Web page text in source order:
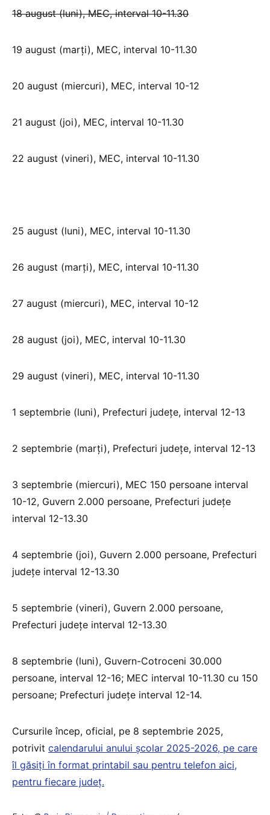
18 august (luni), MEC, interval 10-11.30
19 august (marți), MEC, interval 10-11.30
20 august (miercuri), MEC, interval 10-12
21 august (joi), MEC, interval 10-11.30
22 august (vineri), MEC, interval 10-11.30
25 august (luni), MEC, interval 10-11.30
26 august (marți), MEC, interval 10-11.30
27 august (miercuri), MEC, interval 10-12
28 august (joi), MEC, interval 10-11.30
29 august (vineri), MEC, interval 10-11.30
1 septembrie (luni), Prefecturi județe, interval 12-13
2 septembrie (marți), Prefecturi județe, interval 12-13
3 septembrie (miercuri), MEC 150 persoane interval
10-12, Guvern 2.000 persoane, Prefecturi județe
interval 12-13.30
4 septembrie (joi), Guvern 2.000 persoane, Prefecturi
județe interval 12-13.30
5 septembrie (vineri), Guvern 2.000 persoane,
Prefecturi județe interval 12-13.30
8 septembrie (luni), Guvern-Cotroceni 30.000
persoane, interval 12-16; MEC interval 10-11.30 cu 150
persoane; Prefecturi județe interval 12-14.
Cursurile încep, oficial, pe 8 septembrie 2025,
potrivit calendarului anului școlar 2025-2026, pe care
îl găsiți în format printabil sau pentru telefon aici,
pentru fiecare județ.